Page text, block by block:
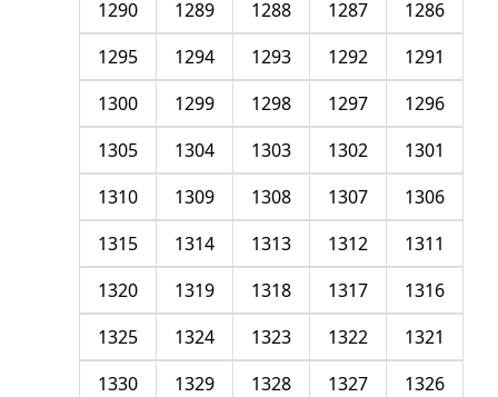
1286
1287
1288
1289
1290
1291
1292
1293
1294
1295
1296
1297
1298
1299
1300
1301
1302
1303
1304
1305
1306
1307
1308
1309
1310
1311
1312
1313
1314
1315
1316
1317
1318
1319
1320
1321
1322
1323
1324
1325
1326
1327
1328
1329
1330